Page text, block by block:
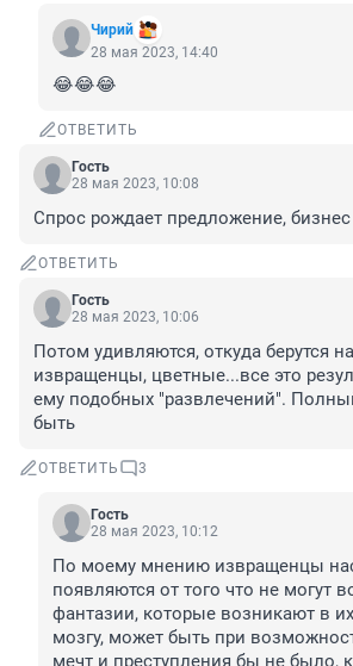
Чирий
28 мая 2023, 14:40
😂😂😂
ОТВЕТИТЬ
Гость
28 мая 2023, 10:08
Спрос рождает предложение, бизнес
ОТВЕТИТЬ
Гость
28 мая 2023, 10:06
Потом удивляются, откуда берутся
извращенцы, цветные...все это
ему подобных "развлечений".
быть
ОТВЕТИТЬ 3
Гость
28 мая 2023, 10:12
По моему мнению извращенцы
появляются от того что не могут
фантазии, которые возникают в
мозгу, может быть при
мечт и преступления бы не было,